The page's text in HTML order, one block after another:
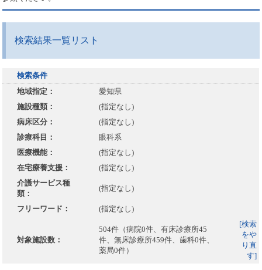
検索結果一覧リスト
検索条件
地域指定：
愛知県
施設種類：
(指定なし)
病床区分：
(指定なし)
診療科目：
眼科系
医療機能：
(指定なし)
在宅療養支援：
(指定なし)
介護サービス種
類：
(指定なし)
フリーワード： (指定なし)
対象施設数：
504件（病院0件、有床診療所45
件、無床診療所459件、歯科0件、
薬局0件）
[検索
をや
り直
す]